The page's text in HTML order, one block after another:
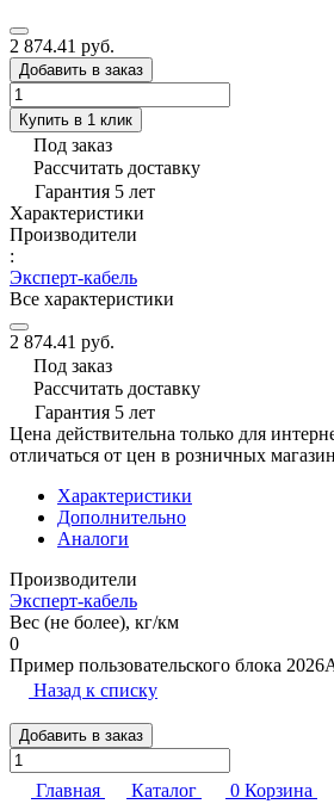
2 874.41 руб.
Добавить в заказ
Купить в 1 клик
Под заказ
Рассчитать доставку
Гарантия 5 лет
Характеристики
Производители
:
Эксперт-кабель
Все характеристики
2 874.41 руб.
Под заказ
Рассчитать доставку
Гарантия 5 лет
Цена действительна только для
отличаться от цен в розничных
Характеристики
Дополнительно
Аналоги
Производители
Эксперт-кабель
Вес (не более), кг/км
0
Пример пользовательского блока
Назад к списку
Добавить в заказ
Главная Каталог 0 Корзина